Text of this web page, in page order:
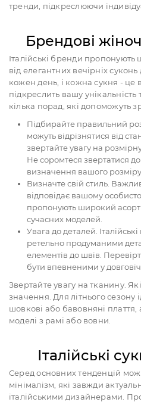
тренди, підкреслюючи
Брендові
Італійські бренди
від елегантних вечірніх
кожен день, і кожна сукня - це
підкреслить вашу
кілька порад, які допоможуть
Підбирайте правильний
можуть відрізнятися від
звертайте увагу на
Не соромтеся звертатися
визначення вашого розміру.
Визначте свій стиль.
відповідає вашому
пропонують широкий
сучасних моделей.
Увага до деталей.
ретельно продуманими
елементів до швів.
бути впевненими у
Звертайте увагу на тканину.
значення. Для літнього сезону
шовкові або бавовняні
моделі з рамі або вовни.
Італійські
Серед основних тенденцій
мінімалізм, які завжди
італійськими дизайнерами.